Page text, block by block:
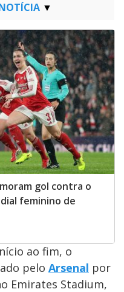
gol contra o
feminino de
ao fim, o
pelo Arsenal por
Emirates Stadium,